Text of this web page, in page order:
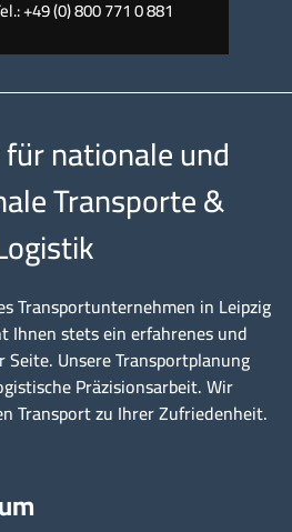
+49 (0) 800 771 0 881
nationale und
Transporte &
Transportunternehmen in Leipzig
Ihnen stets ein erfahrenes und
Unsere Transportplanung
Präzisionsarbeit. Wir
Transport zu Ihrer Zufriedenheit.